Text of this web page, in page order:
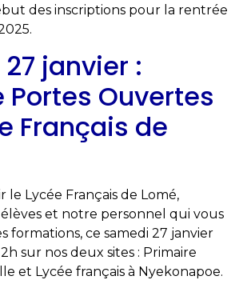
des inscriptions pour la rentrée
janvier :
Portes Ouvertes
Français de
le Lycée Français de Lomé,
et notre personnel qui vous
formations, ce samedi 27 janvier
sur nos deux sites : Primaire
et Lycée français à Nyekonapoe.